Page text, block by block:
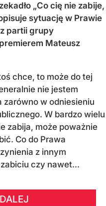
„Co cię nie zabije,
sytuację w Prawie
partii grupy
Mateusz
chce, to może do tej
nie jestem
zarówno w odniesieniu
W bardzo wielu
zabija, może poważnie
Co do Prawa
z innym
czy nawet...